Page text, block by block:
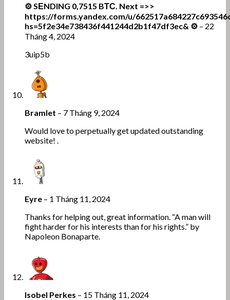
⚙ SЕNDING 0,7515 BТС. Next =>>
https://forms.yandex.com/u/
hs=5f2e34e738436f441244d2b1f47df3ec& ⚙ – 22
Tháng 4, 2024
3uip5b
Bramlet – 7 Tháng 9, 2024
Would love to perpetually get updated outstanding
website! .
Eyre – 1 Tháng 11, 2024
Thanks for helping out, great information. “A man will
fight harder for his interests than for his rights.” by
Napoleon Bonaparte.
Isobel Perkes – 15 Tháng 11, 2024